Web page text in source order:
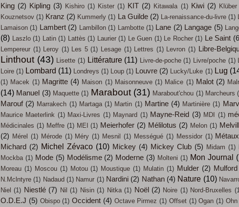
King (2) Kipling (3) Kishiro (1) Kister (1) KIT (2) Kitawala (1) Kiwi (2) Klüber
Kouznetsov (1) Kranz (2) Kummerly (1) La Guilde (2) La-renaissance-du-livre (1)
Lamaison (1) Lambert (2) Lambillon (1) Lambotte (1) Lane (2) Langage (5)
(8) Laszlo (1) Latin (1) Lattès (1) Laurier (1) Le Guen (1) Le Rocher (1) Le Saint
Lempereur (1) Leroy (1) Les 5 (1) Lesage (1) Lettres (1) Levron (1) Libre-
Linthout (43) Lisette (1) Littérature (11) Livre-de-poche (1) Livre/poche (1)
Loire (1) Lombard (11) Londreys (1) Loup (1) Louvre (2) Lucky/Luke (1) Lug
(1) Macek (1) Magritte (4) Maison (1) Maisonneuve (1) Malice (1) Malot (2)
(14) Manuel (3) Maquette (1) Marabout (31) Marabout'chou (1) Marcheurs
Marouf (2) Marrakech (1) Martaga (1) Martin (1) Martine (4) Martinière (1)
Maurice Maeterlink (1) Maxi-Livres (1) Maynard (1) Mayne-Reid (3) MDI (1)
Médicinales (1) Meffre (1) MEI (1) Meierhofer (2) Mélilotus (2) Melon (1)
(2) Mérel (1) Mérode (1) Méry (1) Mesnil (1) Mességué (1) Messidor (1) Métaux
Michard (2) Michel Zévaco (10) Mickey (4) Mickey Club (5) Midam (1)
Mockba (1) Mode (5) Modélisme (2) Moderne (3) Molteni (1) Mon Journal
Moreau (1) Moscou (1) Motou (1) Moustique (1) Mulatin (1) Mulder (2) Mulford
N.Mclntyre (1) Nadaud (1) Namur (1) Nardini (2) Nathan (4) Nature (10)
Niel (1) Niestlé (7) Nil (1) Nisin (1) Nitka (1) Noël (2) Noire (1) Nord-Bruxelles
O.D.E.J (5) Obispo (1) Occident (4) Octave Pirmez (1) Offset (1) Ogan (1) Ohn